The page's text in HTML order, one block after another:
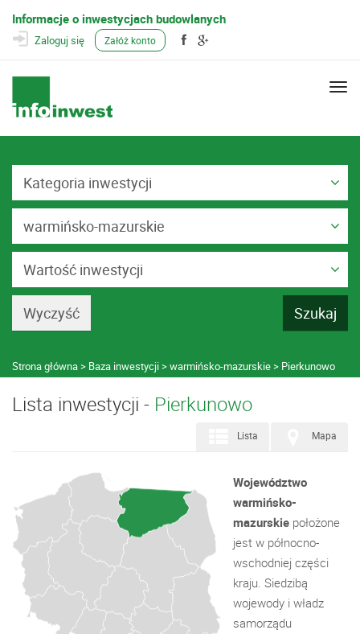
Informacje o inwestycjach budowlanych
Zaloguj się Załóż konto
Kategoria inwestycji
warmińsko-mazurskie
Wartość inwestycji
Strona główna Baza inwestycji warmińsko-mazurskie Pierkunowo
Lista inwestycji - Pierkunowo
Mapa
Lista
Województwo
warmińsko-
mazurskie położone
jest w północno-
wschodniej części
kraju. Siedzibą
wojewody i władz
samorządu